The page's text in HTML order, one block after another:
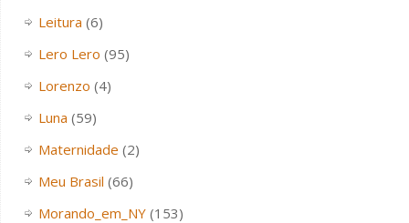
Leitura (6)
Lero Lero (95)
Lorenzo (4)
Luna (59)
Maternidade (2)
Meu Brasil (66)
Morando_em_NY(153)